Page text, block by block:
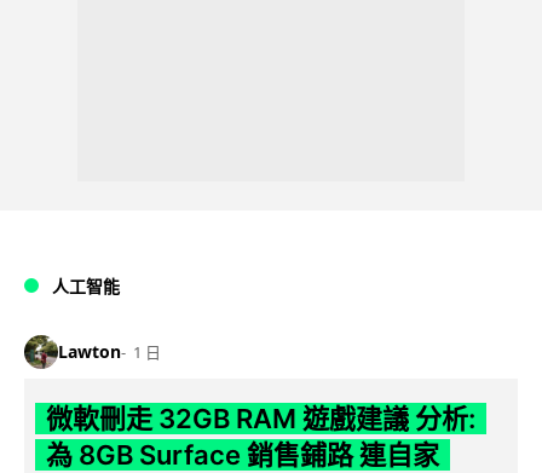
人工智能
Lawton 1 日
微軟刪走 32GB RAM 遊戲建議 分析:
為 8GB Surface 銷售鋪路 連自家